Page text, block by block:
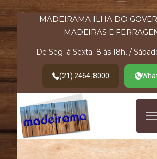
MADEIRAMA ILHA DO
MADEIRAS E
De Seg. à Sexta: 8 às 18h. /
(21) 2464-8000